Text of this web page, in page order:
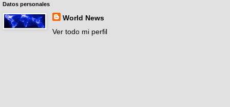
Datos personales
World News
Ver todo mi perfil